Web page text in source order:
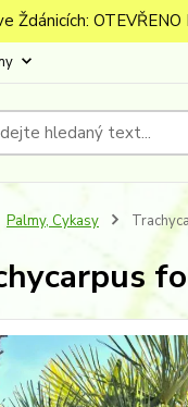
Ždánicích:
Palmy, Cykasy